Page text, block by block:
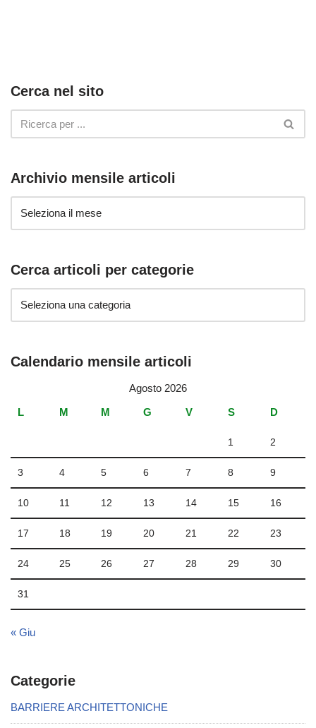
Cerca nel sito
Archivio mensile articoli
Cerca articoli per categorie
Calendario mensile articoli
Agosto 2026
L
M M G V S D
1 2
3 4 5 6 7 8 9
10 11 12 13 14 15 16
17 18 19 20 21 22 23
24 25 26 27 28 29 30
31
« Giu
Categorie
BARRIERE ARCHITETTONICHE